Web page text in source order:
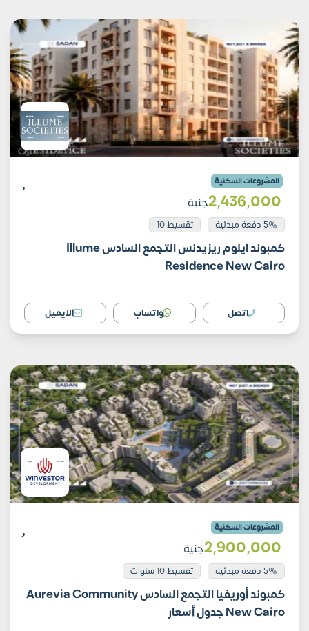
المشروعات السكنية
2٬436٬000جنية
5% دفعة مبدئية تقسيط 10
كمبوند ايلوم ريزيدنس التجمع السادس Illume
Residence New Cairo
اتصل واتساب الايميل
المشروعات السكنية
2٬900٬000جنية
5% دفعة مبدئية تقسيط 10 سنوات
كمبوند أوريفيا التجمع السادس Aurevia Community
New Cairo جدول أسعار